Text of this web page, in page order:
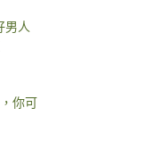
男人
你可